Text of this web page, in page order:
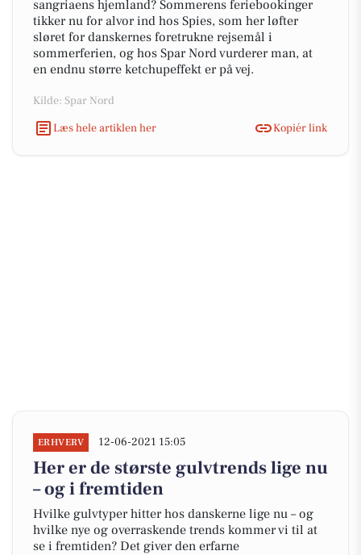
sangriaens hjemland? Sommerens feriebookinger
tikker nu for alvor ind hos Spies, som her løfter
sløret for danskernes foretrukne rejsemål i
sommerferien, og hos Spar Nord vurderer man, at
en endnu større ketchupeffekt er på vej.
Kilde: Spar Nord
Læs hele artiklen her
Kopiér link
ERHVERV 12-06-2021 15:05
Her er de største gulvtrends lige nu
– og i fremtiden
Hvilke gulvtyper hitter hos danskerne lige nu – og
hvilke nye og overraskende trends kommer vi til at
se i fremtiden? Det giver den erfarne